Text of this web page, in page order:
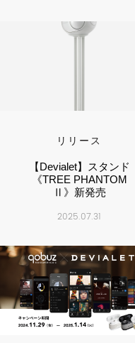
リリース
【Devialet】スタンド
《TREE PHANTOM
Ⅱ》新発売
2025.07.31